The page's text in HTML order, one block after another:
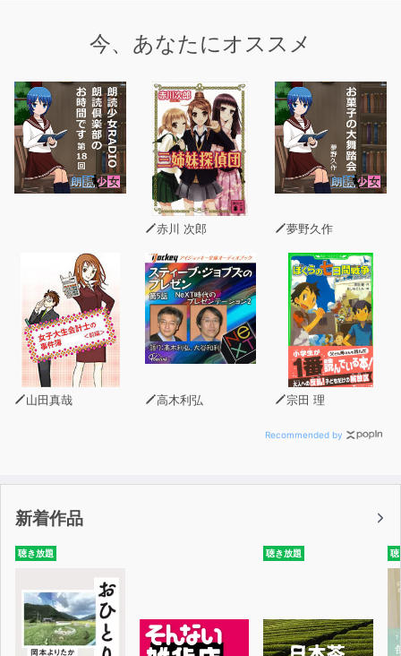
今宵も古の呪文が開幕を告げる。
５つの可憐な輝きが、祭壇を、島を、そして人々の心を鮮
やかに照らす…！
新録ドラマ『祭壇の外で』も収録。休日の巫女達に訪れた
奇妙な事件とは…？
キャスト一覧
ディアンサ …水瀬いのり
ハリエ …小倉唯
カンナ …内山夕実
ジオラ …高橋未奈美
祭司 …藤村歩
ルリア …東山奈央
ビィ …釘宮理恵
今、あなたにオススメ
赤川 次郎 夢野久作
山田真哉 高木利弘 宗田 理
Recommended by
新着作品
聴き放題 聴き放題 聴